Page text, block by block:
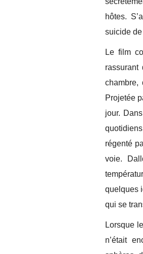
hôtes.
suicide
Le film
chambre,
Projetée
jour.
régenté
voie.
quelques
qui se
Lorsque
n’était